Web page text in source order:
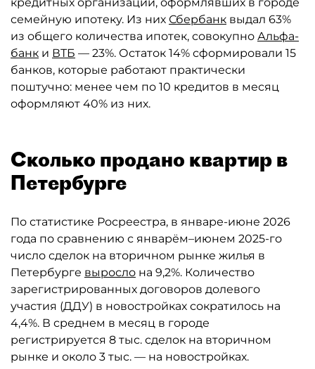
семейную ипотеку. Из них Сбербанк выдал 63%
из общего количества ипотек, совокупно Альфа-
банк и ВТБ — 23%. Остаток 14% сформировали 15
банков, которые работают практически
поштучно: менее чем по 10 кредитов в месяц
оформляют 40% из них.
Сколько продано квартир в
Петербурге
По статистике Росреестра, в январе-июне 2026
года по сравнению с январём–июнем 2025-го
число сделок на вторичном рынке жилья в
Петербурге выросло на 9,2%. Количество
зарегистрированных договоров долевого
участия (ДДУ) в новостройках сократилось на
4,4%. В среднем в месяц в городе
регистрируется 8 тыс. сделок на вторичном
рынке и около 3 тыс. — на новостройках.